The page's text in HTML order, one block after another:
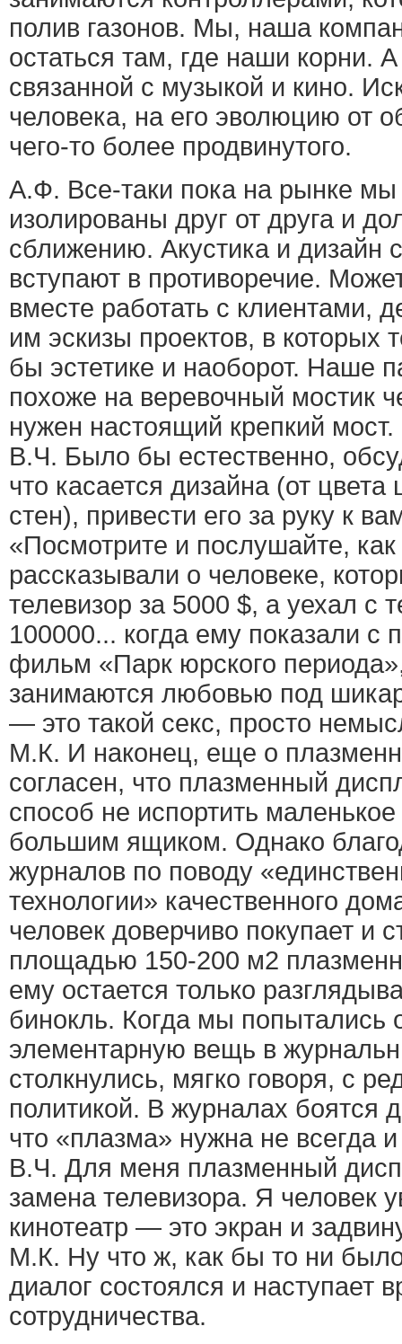
полив газонов. Мы, наша
остаться там, где наши корни.
связанной с музыкой и кино.
человека, на его эволюцию от
чего-то более продвинутого.
А.Ф. Все-таки пока на рынке
изолированы друг от друга и
сближению. Акустика и дизайн
вступают в противоречие.
вместе работать с клиентами,
им эскизы проектов, в которых
бы эстетике и наоборот. Наше
похоже на веревочный мостик
нужен настоящий крепкий мост.
В.Ч. Было бы естественно,
что касается дизайна (от цвета
стен), привести его за руку к
«Посмотрите и послушайте,
рассказывали о человеке,
телевизор за 5000 $, а уехал с
100000... когда ему показали с
фильм «Парк юрского
занимаются любовью под
— это такой секс, просто
М.К. И наконец, еще о
согласен, что плазменный
способ не испортить
большим ящиком. Однако
журналов по поводу
технологии» качественного
человек доверчиво покупает и
площадью 150-200 м2
ему остается только
бинокль. Когда мы попытались
элементарную вещь в
столкнулись, мягко говоря, с
политикой. В журналах боятся
что «плазма» нужна не всегда
В.Ч. Для меня плазменный
замена телевизора. Я человек
кинотеатр — это экран и
М.К. Ну что ж, как бы то ни
диалог состоялся и наступает
сотрудничества.